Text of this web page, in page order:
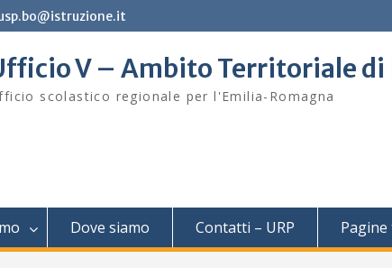
V – Ambito Territoriale di
scolastico regionale per l'Emilia-Romagna
Dove siamo Contatti – URP